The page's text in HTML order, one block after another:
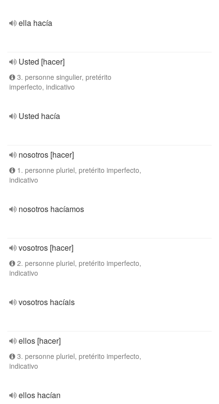
ella hacía
Usted [hacer]
3. personne singulier, pretérito
imperfecto, indicativo
Usted hacía
nosotros [hacer]
1. personne pluriel, pretérito imperfecto,
indicativo
nosotros hacíamos
vosotros [hacer]
2. personne pluriel, pretérito imperfecto,
indicativo
vosotros hacíais
ellos [hacer]
3. personne pluriel, pretérito imperfecto,
indicativo
ellos hacían